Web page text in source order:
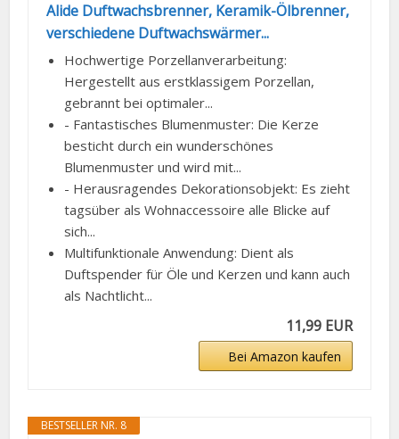
Alide Duftwachsbrenner, Keramik-Ölbrenner,
verschiedene Duftwachswärmer...
Hochwertige Porzellanverarbeitung:
Hergestellt aus erstklassigem Porzellan,
gebrannt bei optimaler...
- Fantastisches Blumenmuster: Die Kerze
besticht durch ein wunderschönes
Blumenmuster und wird mit...
- Herausragendes Dekorationsobjekt: Es zieht
tagsüber als Wohnaccessoire alle Blicke auf
sich...
Multifunktionale Anwendung: Dient als
Duftspender für Öle und Kerzen und kann auch
als Nachtlicht...
11,99 EUR
Bei Amazon kaufen
BESTSELLER NR. 8